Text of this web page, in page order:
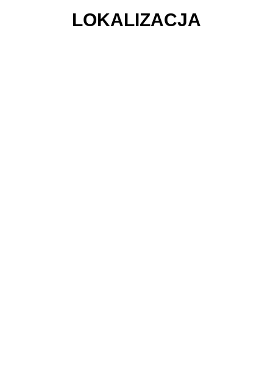
LOKALIZACJA